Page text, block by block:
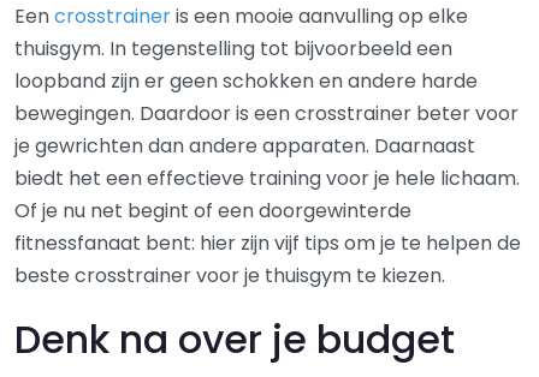
Eencrosstraineris een mooie aanvulling op elke
thuisgym. In tegenstelling tot bijvoorbeeld een
loopband zijn er geen schokken en andere harde
bewegingen. Daardoor is een crosstrainer beter voor
je gewrichten dan andere apparaten. Daarnaast
biedt het een effectieve training voor je hele lichaam.
Of je nu net begint of een doorgewinterde
fitnessfanaat bent: hier zijn vijf tips om je te helpen de
beste crosstrainer voor je thuisgym te kiezen.
Denk na over je budget